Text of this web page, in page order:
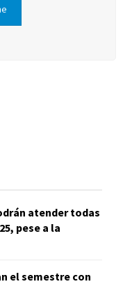
atender todas
pese a la
el semestre con